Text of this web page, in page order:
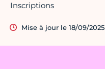
Inscriptions
Mise à jour le 18/09/2025